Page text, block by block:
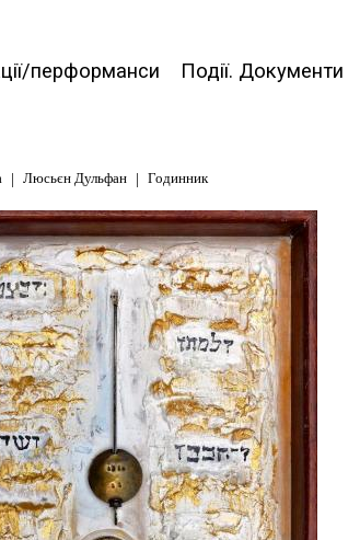
перформанси Події. Документи
Люсьєн Дульфан Годинник